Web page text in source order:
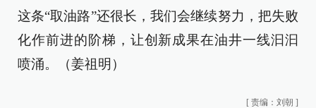
这条“取油路”还很长，我们会继续努力，把失败
化作前进的阶梯，让创新成果在油井一线汩汩
喷涌。（姜祖明）
[ 责编：刘朝 ]